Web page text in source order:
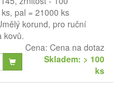
pal = 21000 ks
korund, pro ruční
kovů.
Cena: Cena na dotaz
Skladem: > 100
ks